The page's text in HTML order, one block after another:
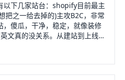
以下几家站台：shopify目前最主
把之一给去掉的)主攻B2C，非常
，傻瓜，干净，稳定，就像装修
文真的没关系。从建站到上线一
这个基本上是世面上最傻瓜的
不是真的傻瓜，还是有点讲究
开源的，最核心的是后期的优